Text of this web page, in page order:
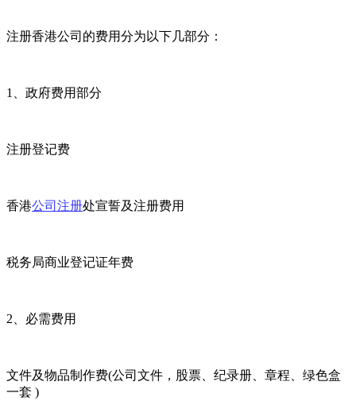
注册香港公司的费用分为以下几部分：
1、政府费用部分
注册登记费
香港公司注册处宣誓及注册费用
税务局商业登记证年费
2、必需费用
文件及物品制作费(公司文件，股票、纪录册、章程、绿色盒
一套 )